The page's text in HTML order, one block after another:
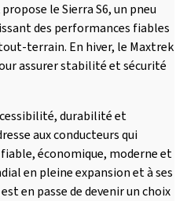
le Sierra S6, un pneu
des performances fiables
terrain. En hiver, le Maxtrek
assurer stabilité et sécurité
durabilité et
aux conducteurs qui
économique, moderne et
en pleine expansion et à ses
en passe de devenir un choix